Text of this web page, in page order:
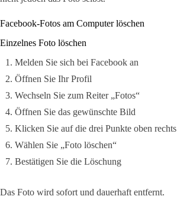
Facebook-Fotos am Computer löschen
Einzelnes Foto löschen
Melden Sie sich bei Facebook an
Öffnen Sie Ihr Profil
Wechseln Sie zum Reiter „Fotos“
Öffnen Sie das gewünschte Bild
Klicken Sie auf die drei Punkte oben rechts
Wählen Sie „Foto löschen“
Bestätigen Sie die Löschung
Das Foto wird sofort und dauerhaft entfernt.